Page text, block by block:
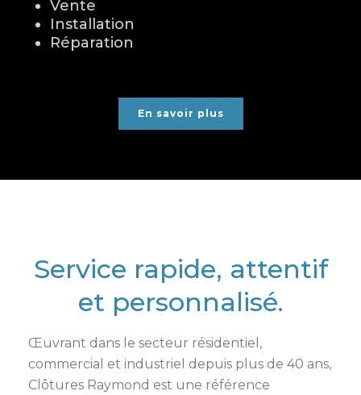
Vente
Installation
Réparation
En savoir plus
Service rapide, attentif
et personnalisé.
Œuvrant dans le secteur résidentiel,
commercial et industriel depuis plus de 40 ans,
Clôtures Raymond est une référence